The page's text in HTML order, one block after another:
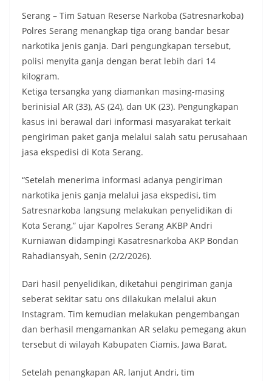
Serang – Tim Satuan Reserse Narkoba (Satresnarkoba)
Polres Serang menangkap tiga orang bandar besar
narkotika jenis ganja. Dari pengungkapan tersebut,
polisi menyita ganja dengan berat lebih dari 14
kilogram.
Ketiga tersangka yang diamankan masing-masing
berinisial AR (33), AS (24), dan UK (23). Pengungkapan
kasus ini berawal dari informasi masyarakat terkait
pengiriman paket ganja melalui salah satu perusahaan
jasa ekspedisi di Kota Serang.
“Setelah menerima informasi adanya pengiriman
narkotika jenis ganja melalui jasa ekspedisi, tim
Satresnarkoba langsung melakukan penyelidikan di
Kota Serang,” ujar Kapolres Serang AKBP Andri
Kurniawan didampingi Kasatresnarkoba AKP Bondan
Rahadiansyah, Senin (2/2/2026).
Dari hasil penyelidikan, diketahui pengiriman ganja
seberat sekitar satu ons dilakukan melalui akun
Instagram. Tim kemudian melakukan pengembangan
dan berhasil mengamankan AR selaku pemegang akun
tersebut di wilayah Kabupaten Ciamis, Jawa Barat.
Setelah penangkapan AR, lanjut Andri, tim